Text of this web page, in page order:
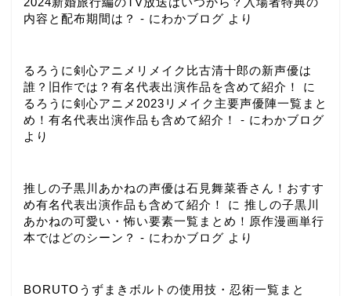
内容と配布期間は？ - にわかブログ より
るろうに剣心アニメリメイク比古清十郎の新声優は
誰？旧作では？有名代表出演作品を含めて紹介！
に
るろうに剣心アニメ2023リメイク主要声優陣一覧まと
め！有名代表出演作品も含めて紹介！ - にわかブログ
より
推しの子黒川あかねの声優は石見舞菜香さん！おすす
め有名代表出演作品も含めて紹介！
に 推しの子黒川
あかねの可愛い・怖い要素一覧まとめ！原作漫画単行
本ではどのシーン？ - にわかブログ より
BORUTOうずまきボルトの使用技・忍術一覧まと